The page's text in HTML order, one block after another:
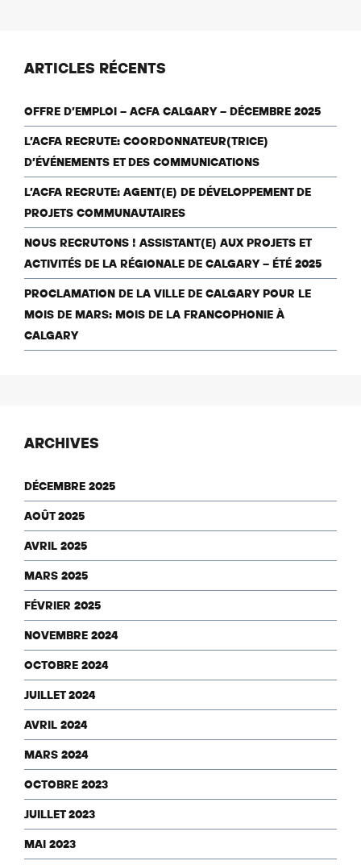
ARTICLES RÉCENTS
OFFRE D’EMPLOI – ACFA CALGARY – DÉCEMBRE 2025
L’ACFA RECRUTE: COORDONNATEUR(TRICE)
D’ÉVÉNEMENTS ET DES COMMUNICATIONS
L’ACFA RECRUTE: AGENT(E) DE DÉVELOPPEMENT DE
PROJETS COMMUNAUTAIRES
NOUS RECRUTONS ! ASSISTANT(E) AUX PROJETS ET
ACTIVITÉS DE LA RÉGIONALE DE CALGARY – ÉTÉ 2025
PROCLAMATION DE LA VILLE DE CALGARY POUR LE
MOIS DE MARS: MOIS DE LA FRANCOPHONIE À
CALGARY
ARCHIVES
DÉCEMBRE 2025
AOÛT 2025
AVRIL 2025
MARS 2025
FÉVRIER 2025
NOVEMBRE 2024
OCTOBRE 2024
JUILLET 2024
AVRIL 2024
MARS 2024
OCTOBRE 2023
JUILLET 2023
MAI 2023